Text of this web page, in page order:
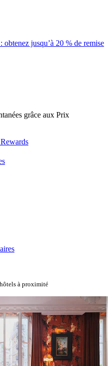
jusqu’à 20 % de remise
grâce aux Prix
à proximité